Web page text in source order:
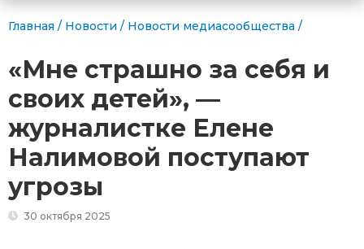
Главная / Новости / Новости медиасообщества /
«Мне страшно за себя и
своих детей», —
журналистке Елене
Налимовой поступают
угрозы
30 октября 2025